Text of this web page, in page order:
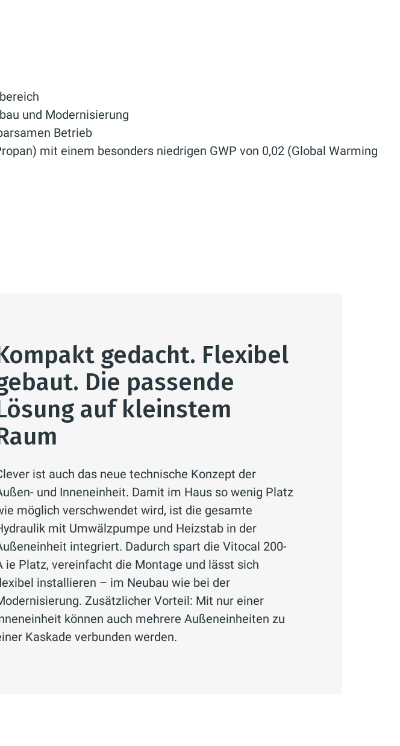
und Modernisierung
Betrieb
mit einem besonders niedrigen GWP von 0,02 (Global Warming
gedacht. Flexibel
Die passende
auf kleinstem
ist auch das neue technische Konzept der
und Inneneinheit. Damit im Haus so wenig Platz
möglich verschwendet wird, ist die gesamte
mit Umwälzpumpe und Heizstab in der
integriert. Dadurch spart die Vitocal 200-
ie Platz, vereinfacht die Montage und lässt sich
installieren – im Neubau wie bei der
Zusätzlicher Vorteil: Mit nur einer
können auch mehrere Außeneinheiten zu
Kaskade verbunden werden.